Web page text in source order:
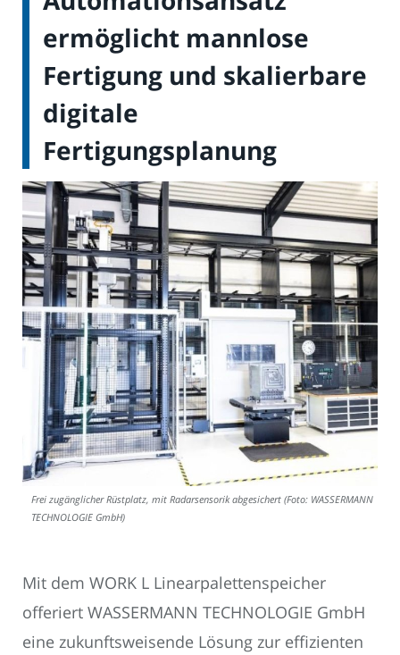
ermöglicht mannlose
Fertigung und skalierbare
digitale
Fertigungsplanung
Frei zugänglicher Rüstplatz, mit Radarsensorik abgesichert (Foto: WASSERMANN
TECHNOLOGIE GmbH)
Mit dem WORK L Linearpalettenspeicher
offeriert WASSERMANN TECHNOLOGIE GmbH
eine zukunftsweisende Lösung zur effizienten